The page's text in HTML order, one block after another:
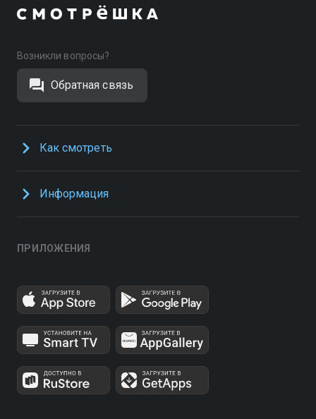
Возникли вопросы?
Обратная связь
Как смотреть
Информация
ПРИЛОЖЕНИЯ